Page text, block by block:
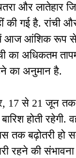
और लातेहार
की गई है.
आज आंशिक रूप
का अधिकतम
का अनुमान है.
17 से 21 जून तक
होती रहेगी.
तक बढ़ोतरी
रहने की